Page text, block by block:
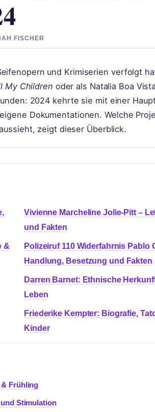
FISCHER
und Krimiserien verfolgt
My Children oder als Natalia Boa
2024 kehrte sie mit einer
Dokumentationen. Welche
zeigt dieser Überblick.
Vivienne Marcheline Jolie-Pitt –
und Fakten
&
Polizeiruf 110 Widerfahrnis Pablo
Handlung, Besetzung und Fakten
Darren Barnet: Ethnische
Leben
Friederike Kempter: Biografie,
Kinder
& Frühling
Stimulation